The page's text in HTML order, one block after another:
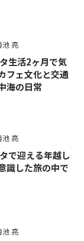
池 亮
生活2ヶ月で気
フェ文化と交通
海の日常
池 亮
で迎える年越し
識した旅の中で
池 亮